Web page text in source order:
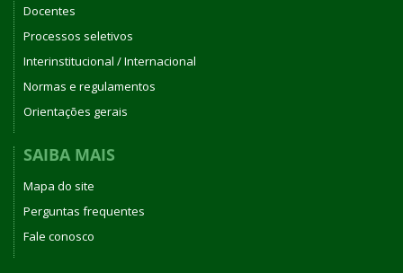
Docentes
Processos seletivos
Interinstitucional / Internacional
Normas e regulamentos
Orientações gerais
SAIBA MAIS
Mapa do site
Perguntas frequentes
Fale conosco